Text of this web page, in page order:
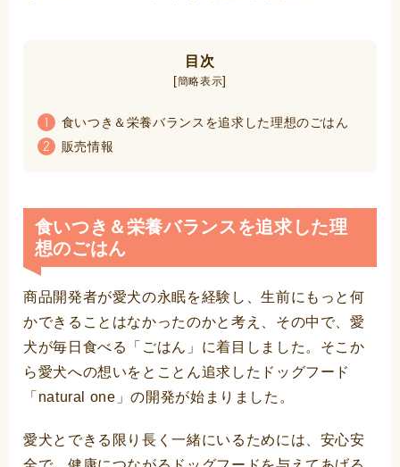
目次
[簡略表示]
1 食いつき＆栄養バランスを追求した理想のごはん
2 販売情報
食いつき＆栄養バランスを追求した理
想のごはん
商品開発者が愛犬の永眠を経験し、生前にもっと何
かできることはなかったのかと考え、その中で、愛
犬が毎日食べる「ごはん」に着目しました。そこか
ら愛犬への想いをとことん追求したドッグフード
「natural one」の開発が始まりました。
愛犬とできる限り長く一緒にいるためには、安心安